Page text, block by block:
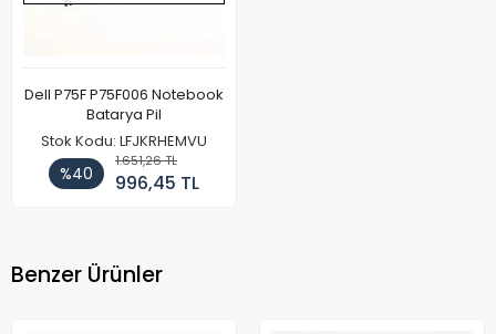
Dell P75F P75F006 Notebook
Batarya Pil
Stok Kodu: LFJKRHEMVU
%40
1.651,26 TL
996,45 TL
Benzer Ürünler